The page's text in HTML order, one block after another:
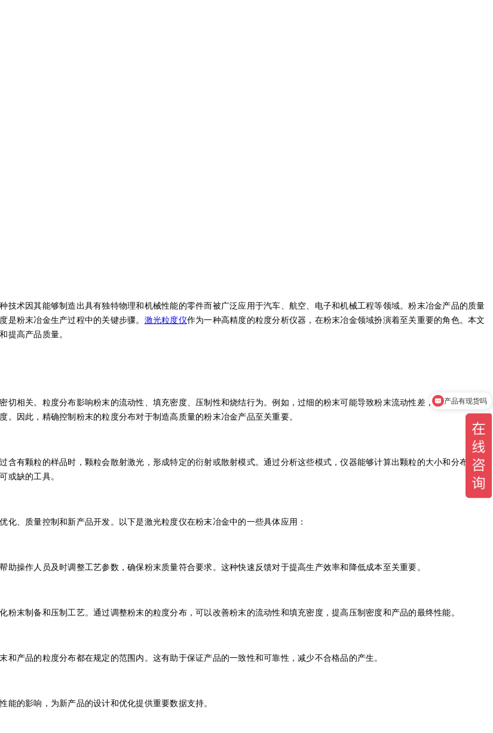
术因其能够制造出具有独特物理和机械性能的零件而被广泛应用于汽车、航空、电子和机械工程等领域。粉末冶金产品的质量
粉末冶金生产过程中的关键步骤。 激光粒度仪作为一种高精度的粒度分析仪器，在粉末冶金领域扮演着至关重要的角色。本文
提高产品质量。
相关。粒度分布影响粉末的流动性、填充密度、压制性和烧结行为。例如，过细的粉末可能导致粉末流动性差，难以均匀填充
因此，精确控制粉末的粒度分布对于制造高质量的粉末冶金产品至关重要。
有颗粒的样品时，颗粒会散射激光，形成特定的衍射或散射模式。通过分析这些模式，仪器能够计算出颗粒的大小和分布。这
或缺的工具。
、质量控制和新产品开发。以下是激光粒度仪在粉末冶金中的一些具体应用：
操作人员及时调整工艺参数，确保粉末质量符合要求。这种快速反馈对于提高生产效率和降低成本至关重要。
末制备和压制工艺。通过调整粉末的粒度分布，可以改善粉末的流动性和填充密度，提高压制密度和产品的最终性能。
产品的粒度分布都在规定的范围内。这有助于保证产品的一致性和可靠性，减少不合格品的产生。
的影响，为新产品的设计和优化提供重要数据支持。
产品有现货吗